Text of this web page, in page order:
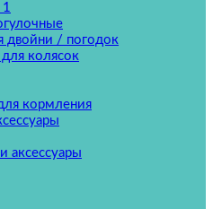
1
двойни / погодок
колясок
кормления
аксессуары